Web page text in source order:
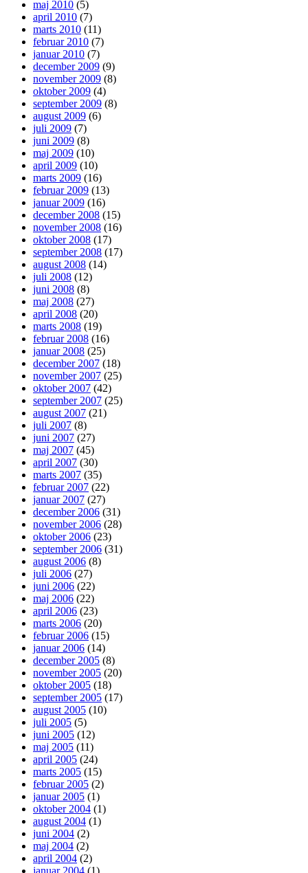
maj 2010 (5)
april 2010 (7)
marts 2010 (11)
februar 2010 (7)
januar 2010 (7)
december 2009 (9)
november 2009 (8)
oktober 2009 (4)
september 2009 (8)
august 2009 (6)
juli 2009 (7)
juni 2009 (8)
maj 2009 (10)
april 2009 (10)
marts 2009 (16)
februar 2009 (13)
januar 2009 (16)
december 2008 (15)
november 2008 (16)
oktober 2008 (17)
september 2008 (17)
august 2008 (14)
juli 2008 (12)
juni 2008 (8)
maj 2008 (27)
april 2008 (20)
marts 2008 (19)
februar 2008 (16)
januar 2008 (25)
december 2007 (18)
november 2007 (25)
oktober 2007 (42)
september 2007 (25)
august 2007 (21)
juli 2007 (8)
juni 2007 (27)
maj 2007 (45)
april 2007 (30)
marts 2007 (35)
februar 2007 (22)
januar 2007 (27)
december 2006 (31)
november 2006 (28)
oktober 2006 (23)
september 2006 (31)
august 2006 (8)
juli 2006 (27)
juni 2006 (22)
maj 2006 (22)
april 2006 (23)
marts 2006 (20)
februar 2006 (15)
januar 2006 (14)
december 2005 (8)
november 2005 (20)
oktober 2005 (18)
september 2005 (17)
august 2005 (10)
juli 2005 (5)
juni 2005 (12)
maj 2005 (11)
april 2005 (24)
marts 2005 (15)
februar 2005 (2)
januar 2005 (1)
oktober 2004 (1)
august 2004 (1)
juni 2004 (2)
maj 2004 (2)
april 2004 (2)